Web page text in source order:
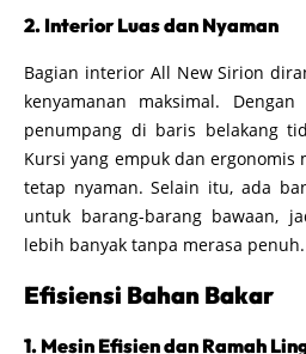
2. Interior Luas dan Nyaman
Bagian interior All New Sirion
kenyamanan maksimal.
penumpang di baris belakang
Kursi yang empuk dan
tetap nyaman. Selain itu, ada
untuk barang-barang bawaan,
lebih banyak tanpa merasa penuh.
Efisiensi Bahan Bakar
1. Mesin Efisien dan Ramah